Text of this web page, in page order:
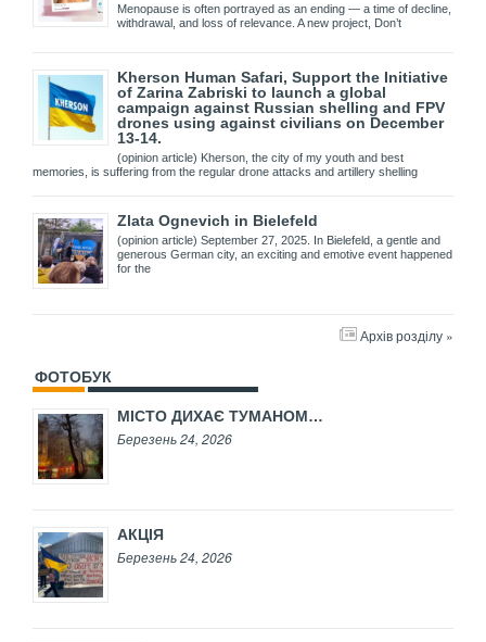
Menopause is often portrayed as an ending — a time of decline,
withdrawal, and loss of relevance. A new project, Don’t
Kherson Human Safari, Support the Initiative
of Zarina Zabriski to launch a global
campaign against Russian shelling and FPV
drones using against civilians on December
13-14.
(opinion article) Kherson, the city of my youth and best
memories, is suffering from the regular drone attacks and artillery shelling
Zlata Ognevich in Bielefeld
(opinion article) September 27, 2025. In Bielefeld, a gentle and
generous German city, an exciting and emotive event happened
for the
Архів розділу »
ФОТОБУК
МІСТО ДИХАЄ ТУМАНОМ…
Березень 24, 2026
АКЦІЯ
Березень 24, 2026